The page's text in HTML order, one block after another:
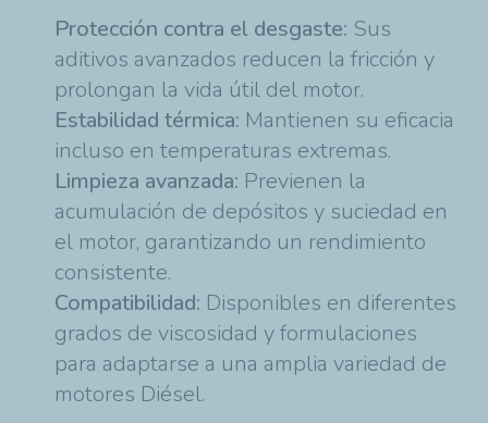
Protección contra el desgaste: Sus
aditivos avanzados reducen la fricción y
prolongan la vida útil del motor.
Estabilidad térmica: Mantienen su eficacia
incluso en temperaturas extremas.
Limpieza avanzada: Previenen la
acumulación de depósitos y suciedad en
el motor, garantizando un rendimiento
consistente.
Compatibilidad: Disponibles en diferentes
grados de viscosidad y formulaciones
para adaptarse a una amplia variedad de
motores Diésel.